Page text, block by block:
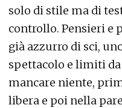
solo di stile ma di
controllo. Pensieri e
già azzurro di sci,
spettacolo e limiti
mancare niente,
libera e poi nella